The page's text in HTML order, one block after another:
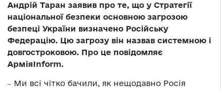
Андрій Таран заявив про те, що у Стратегії
національної безпеки основною загрозою
безпеці України визначено Російську
Федерацію. Цю загрозу він назвав системною і
довгостроковою. Про це повідомляє
АрміяInform.
‒ Ми всі чітко бачили, як нещодавно Росія